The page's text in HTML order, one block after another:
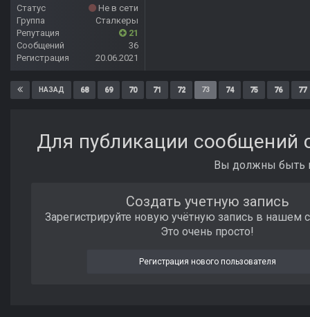
Статус
Не в сети
Группа
Сталкеры
Репутация
21
Сообщений
36
Регистрация
20.06.2021
НАЗАД 68 69 70 71 72 73 74 75 76 77
Для публикации сообщений
Вы должны быть
Создать учетную запись
Зарегистрируйте новую учётную запись в нашем
Это очень просто!
Регистрация нового пользователя